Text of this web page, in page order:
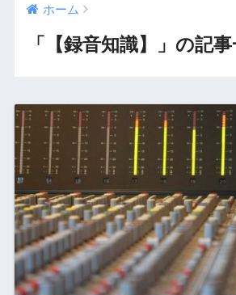
ホーム
「【録音知識】」の記